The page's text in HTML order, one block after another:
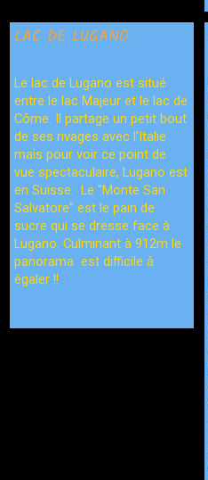
LAC DE LUGANO
Le lac de Lugano est situé
entre le lac Majeur et le lac de
Côme. Il partage un petit bout
de ses rivages avec l'Italie
mais pour voir ce point de
vue spectaculaire, Lugano est
en Suisse. Le "Monte San
Salvatore" est le pain de
sucre qui se dresse face à
Lugano. Culminant à 912m le
panorama est difficile à
égaler !!